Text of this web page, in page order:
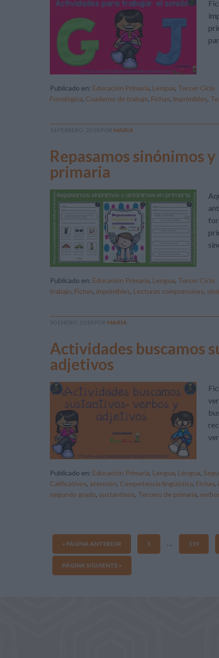
Publicado en: Educación Primaria, Lengua, Tercer Ciclo
Fonológica, Cuaderno de trabajo, Fichas, imprimibles,
16 FEBRERO, 2018 POR MARÍA
Repasamos sinónimos
primaria
Publicado en: Educación Primaria, Lengua, Tercer Ciclo
trabajo, Fichas, imprimibles, Lecturas comprensivas,
30 ENERO, 2018 POR MARÍA
Actividades buscamos
adjetivos
Publicado en: Educación Primaria, Lengua, Lengua,
Calificativos, atención, Competencia lingüística, Fichas,
segundo grado, sustantivos, Tercero de primaria,
« PÁGINA ANTERIOR 1 … 119
PÁGINA SIGUIENTE »